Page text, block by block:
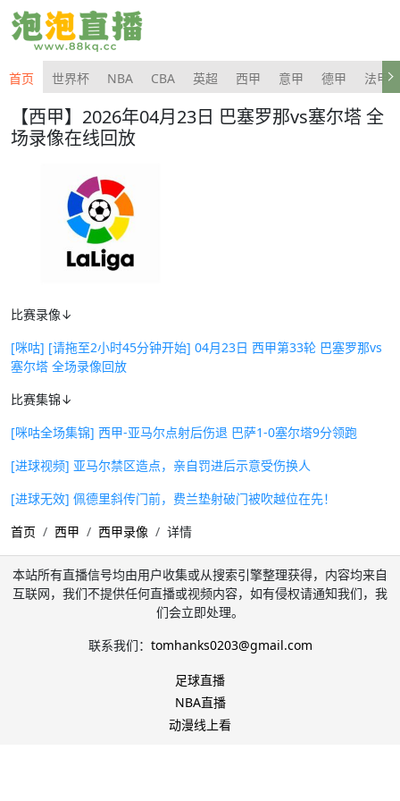
首页 世界杯 NBA CBA 英超 西甲 意甲 德甲 法甲
【西甲】2026年04月23日 巴塞罗那vs塞尔塔 全
场录像在线回放
比赛录像↓
[咪咕] [请拖至2小时45分钟开始] 04月23日 西甲第33轮 巴塞罗那vs
塞尔塔 全场录像回放
比赛集锦↓
[咪咕全场集锦] 西甲-亚马尔点射后伤退 巴萨1-0塞尔塔9分领跑
[进球视频] 亚马尔禁区造点，亲自罚进后示意受伤换人
[进球无效] 佩德里斜传门前，费兰垫射破门被吹越位在先！
首页
西甲 西甲录像 详情
本站所有直播信号均由用户收集或从搜索引擎整理获得，内容均来自
互联网，我们不提供任何直播或视频内容，如有侵权请通知我们，我
们会立即处理。
联系我们： tomhanks0203@gmail.com
足球直播
NBA直播
动漫线上看